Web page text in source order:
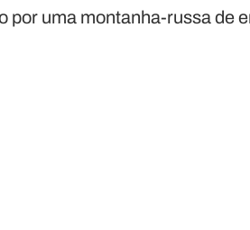
por uma montanha-russa de